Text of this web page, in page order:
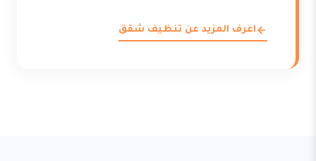
اعرف المزيد عن تنظيف شقق